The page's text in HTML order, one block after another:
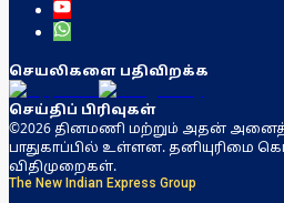
செயலிகளை பதிவிறக்க
செய்திப் பிரிவுகள்
©2026 தினமணி மற்றும் அதன்
பாதுகாப்பில் உள்ளன. தனியுரிமை
விதிமுறைகள்.
The New Indian Express Group